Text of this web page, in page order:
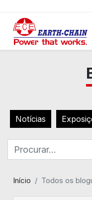
Notícias
Início Todos os